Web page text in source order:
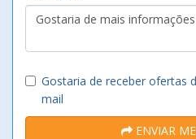
Gostaria de receber ofertas
mail
ENVIAR